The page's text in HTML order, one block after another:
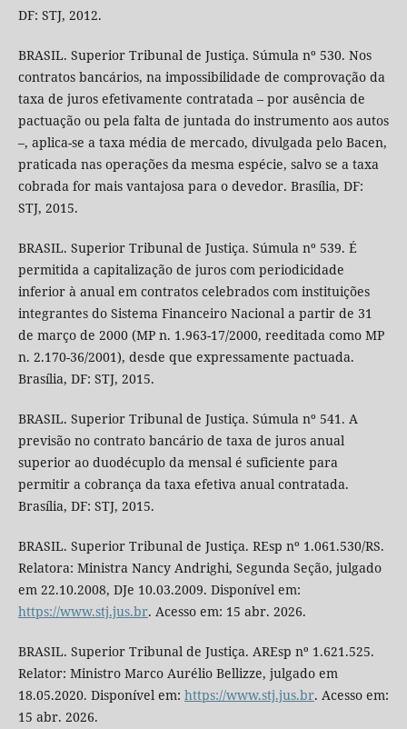
DF: STJ, 2012.
BRASIL. Superior Tribunal de Justiça. Súmula nº 530. Nos
contratos bancários, na impossibilidade de comprovação da
taxa de juros efetivamente contratada – por ausência de
pactuação ou pela falta de juntada do instrumento aos autos
–, aplica-se a taxa média de mercado, divulgada pelo Bacen,
praticada nas operações da mesma espécie, salvo se a taxa
cobrada for mais vantajosa para o devedor. Brasília, DF:
STJ, 2015.
BRASIL. Superior Tribunal de Justiça. Súmula nº 539. É
permitida a capitalização de juros com periodicidade
inferior à anual em contratos celebrados com instituições
integrantes do Sistema Financeiro Nacional a partir de 31
de março de 2000 (MP n. 1.963-17/2000, reeditada como MP
n. 2.170-36/2001), desde que expressamente pactuada.
Brasília, DF: STJ, 2015.
BRASIL. Superior Tribunal de Justiça. Súmula nº 541. A
previsão no contrato bancário de taxa de juros anual
superior ao duodécuplo da mensal é suficiente para
permitir a cobrança da taxa efetiva anual contratada.
Brasília, DF: STJ, 2015.
BRASIL. Superior Tribunal de Justiça. REsp nº 1.061.530/RS.
Relatora: Ministra Nancy Andrighi, Segunda Seção, julgado
em 22.10.2008, DJe 10.03.2009. Disponível em:
https://www.stj.jus.br. Acesso em: 15 abr. 2026.
BRASIL. Superior Tribunal de Justiça. AREsp nº 1.621.525.
Relator: Ministro Marco Aurélio Bellizze, julgado em
18.05.2020. Disponível em: https://www.stj.jus.br. Acesso em:
15 abr. 2026.